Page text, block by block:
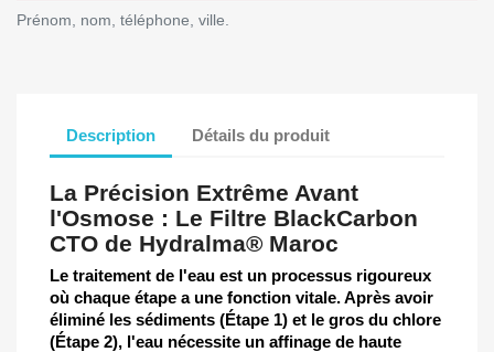
Prénom, nom, téléphone, ville.
Description Détails du produit
La Précision Extrême Avant
l'Osmose : Le Filtre BlackCarbon
CTO de Hydralma® Maroc
Le traitement de l'eau est un processus rigoureux
où chaque étape a une fonction vitale. Après avoir
éliminé les sédiments (Étape 1) et le gros du chlore
(Étape 2), l'eau nécessite un affinage de haute